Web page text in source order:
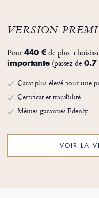
VERSION
Pour440 €de plus,
importante (passez de 0.7
Carat plus élevé pour une
Certificat et traçabilité
Mêmes garanties Edenly
VOIR LA